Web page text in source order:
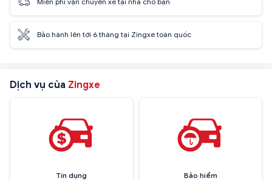
Bảo hành lên tới 6 tháng tại Zingxe toàn quốc
Dịch vụ của Zingxe
Tín dụng
Bảo hiểm